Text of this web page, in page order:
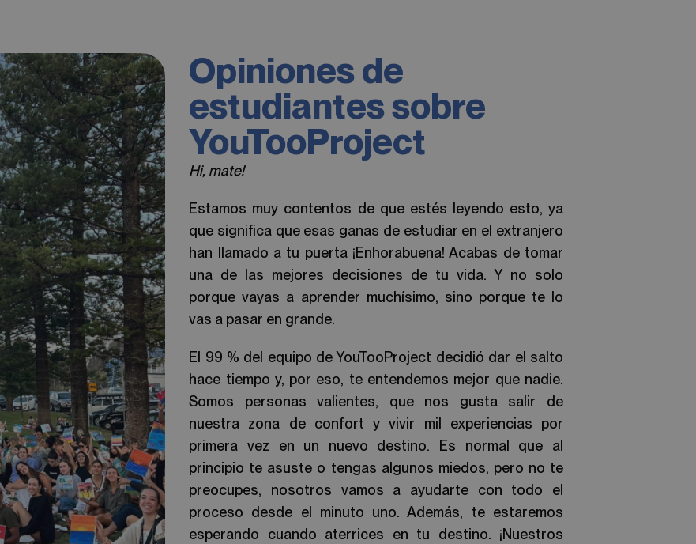
Opiniones de
estudiantes sobre
YouTooProject
Hi, mate!
Estamos muy contentos de que estés leyendo esto, ya
que significa que esas ganas de estudiar en el extranjero
han llamado a tu puerta ¡Enhorabuena! Acabas de tomar
una de las mejores decisiones de tu vida. Y no solo
porque vayas a aprender muchísimo, sino porque te lo
vas a pasar en grande.
El 99 % del equipo de YouTooProject decidió dar el salto
hace tiempo y, por eso, te entendemos mejor que nadie.
Somos personas valientes, que nos gusta salir de
nuestra zona de confort y vivir mil experiencias por
primera vez en un nuevo destino. Es normal que al
principio te asuste o tengas algunos miedos, pero no te
preocupes, nosotros vamos a ayudarte con todo el
proceso desde el minuto uno. Además, te estaremos
esperando cuando aterrices en tu destino. ¡Nuestros